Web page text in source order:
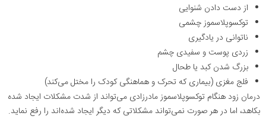
از دست دادن شنوایی
توکسوپلاسموز چشمی
ناتوانی در یادگیری
زردی پوست و سفیدی چشم
بزرگ شدن کبد یا طحال
فلج مغزی (بیماری که تحرک و هماهنگی کودک را مختل می‌کند)
درمان زود هنگام توکسوپلاسموز مادرزادی می‌تواند از شدت مشکلات ایجاد شده
بکاهد، اما در هر صورت نمی‌تواند مشکلاتی که دیگر ایجاد شده‌اند را رفع نماید.